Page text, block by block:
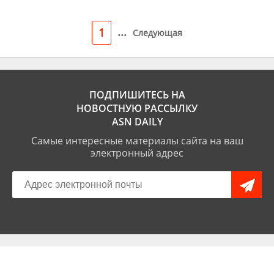
1 ... Следующая
ПОДПИШИТЕСЬ НА
НОВОСТНУЮ РАССЫЛКУ
ASN DAILY
Самые интересные материалы сайта на ваш
электронный адрес